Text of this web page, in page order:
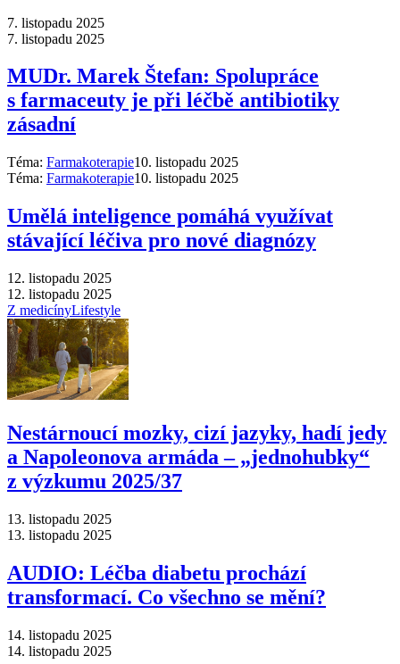
7. listopadu 2025
7. listopadu 2025
MUDr. Marek Štefan: Spolupráce
s farmaceuty je při léčbě antibiotiky
zásadní
Téma: Farmakoterapie10. listopadu 2025
Téma: Farmakoterapie10. listopadu 2025
Umělá inteligence pomáhá využívat
stávající léčiva pro nové diagnózy
12. listopadu 2025
12. listopadu 2025
Z medicínyLifestyle
Nestárnoucí mozky, cizí jazyky, hadí jedy
a Napoleonova armáda –⁠ „jednohubky“
z výzkumu 2025/37
13. listopadu 2025
13. listopadu 2025
AUDIO: Léčba diabetu prochází
transformací. Co všechno se mění?
14. listopadu 2025
14. listopadu 2025